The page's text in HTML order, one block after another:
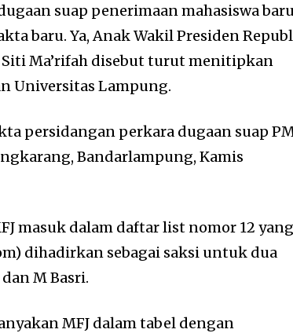
suap penerimaan mahasiswa
baru. Ya, Anak Wakil Presiden
Ma’rifah disebut turut menitipkan
Universitas Lampung.
persidangan perkara dugaan suap
Bandarlampung, Kamis
masuk dalam daftar list nomor 12
dihadirkan sebagai saksi untuk dua
M Basri.
MFJ dalam tabel dengan